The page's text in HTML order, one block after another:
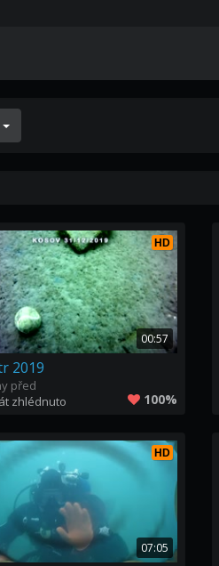
HD
00:57
2019
před
zhlédnuto
100%
HD
07:05